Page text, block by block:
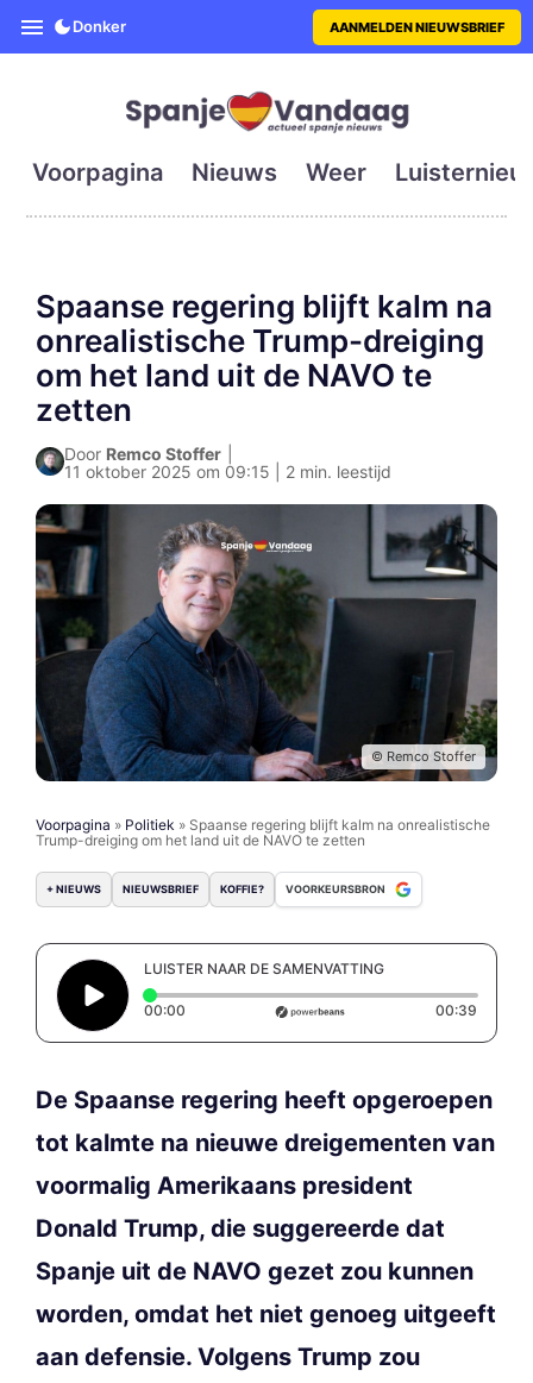
SpanjeVandaag is de eerste
Donker AANMELDEN NIEUWSBRIEF
Voorpagina Nieuws Weer
Spaanse regering blijft kalm na
onrealistische Trump-dreiging
om het land uit de NAVO te
zetten
Door Remco Stoffer
11 oktober 2025 om 09:15 | 2 min. leestijd
© Remco Stoffer
Voorpagina » Politiek » Spaanse regering blijft kalm na onrealistische
Trump-dreiging om het land uit de NAVO te zetten
+ NIEUWS NIEUWSBRIEF KOFFIE? VOORKEURSBRON
LUISTER NAAR DE SAMENVATTING
00:00 Elapsed time: 0 seconds 00:39
De Spaanse regering heeft opgeroepen
tot kalmte na nieuwe dreigementen van
voormalig Amerikaans president
Donald Trump, die suggereerde dat
Spanje uit de NAVO gezet zou kunnen
worden, omdat het niet genoeg uitgeeft
aan defensie. Volgens Trump zou